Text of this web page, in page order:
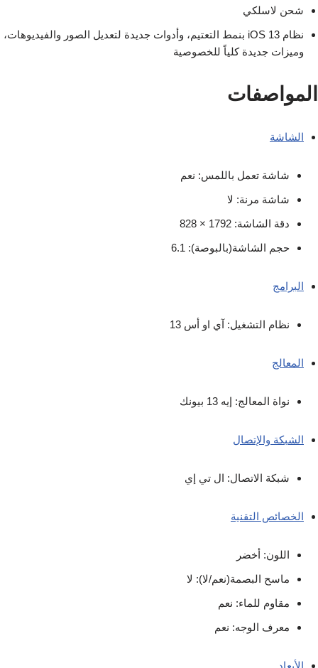
شحن لاسلكي
نظام iOS 13 بنمط التعتيم، وأدوات جديدة لتعديل الصور والفيديوهات،
وميزات جديدة كلياً للخصوصية
المواصفات
الشاشة
شاشة تعمل باللمس: نعم
شاشة مرنة: لا
دقة الشاشة: 1792 × 828
حجم الشاشة(بالبوصة): 6.1
البرامج
نظام التشغيل: آي او أس 13
المعالج
نواة المعالج: إيه 13 بيونك
الشبكة والإتصال
شبكة الاتصال: ال تي إي
الخصائص التقنية
اللون: أخضر
ماسح البصمة(نعم/لا): لا
مقاوم للماء: نعم
معرف الوجه: نعم
الأبعاد